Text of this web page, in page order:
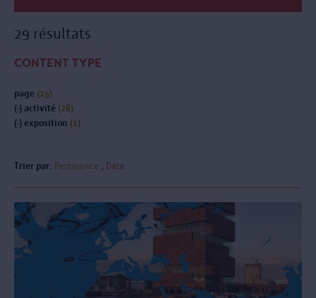
29 résultats
CONTENT TYPE
page (15)
(-) activité (28)
(-) exposition (1)
Trier par: Pertinence Date